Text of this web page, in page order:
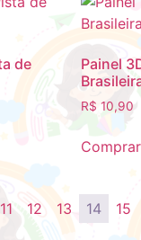
de
Painel
R$ 10,90
Comprar
11 12 13 14 15